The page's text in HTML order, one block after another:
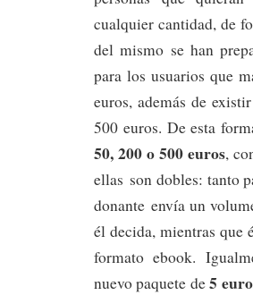
cualquier cantidad, de
del mismo se han
para los usuarios que
euros, además de
500 euros. De esta
50, 200 o 500 euros,
ellas son dobles: tanto
donante envía un
él decida, mientras
formato ebook.
nuevo paquete de5